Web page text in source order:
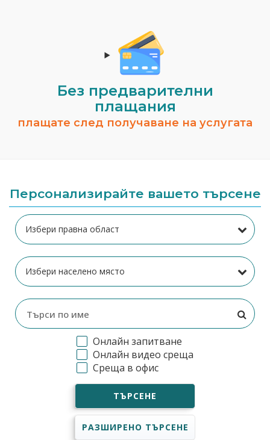
Без предварителни
плащания
плащате след получаване на услугата
Персонализирайте вашето търсене
Онлайн запитване
Онлайн видео среща
Среща в офис
ТЪРСЕНЕ
РАЗШИРЕНО ТЪРСЕНЕ